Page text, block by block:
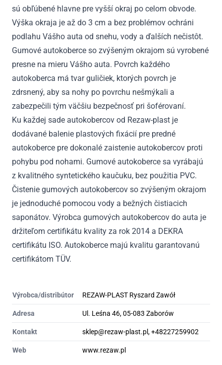
sú obľúbené hlavne pre vyšší okraj po celom obvode.
Výška okraja je až do 3 cm a bez problémov ochráni
podlahu Vášho auta od snehu, vody a ďalších nečistôt.
Gumové autokoberce so zvýšeným okrajom sú vyrobené
presne na mieru Vášho auta. Povrch každého
autokoberca má tvar guličiek, ktorých povrch je
zdrsnený, aby sa nohy po povrchu nešmýkali a
zabezpečili tým väčšiu bezpečnosť pri šoférovaní.
Ku každej sade autokobercov od Rezaw-plast je
dodávané balenie plastových fixácií pre predné
autokoberce pre dokonalé zaistenie autokobercov proti
pohybu pod nohami. Gumové autokoberce sa vyrábajú
z kvalitného syntetického kaučuku, bez použitia PVC.
Čistenie gumových autokobercov so zvýšeným okrajom
je jednoduché pomocou vody a bežných čistiacich
saponátov. Výrobca gumových autokobercov do auta je
držiteľom certifikátu kvality za rok 2014 a DEKRA
certifikátu ISO. Autokoberce majú kvalitu garantovanú
certifikátom TÜV.
Výrobca/distribútor REZAW-PLAST Ryszard Zawół
Adresa Ul. Leśna 46, 05-083 Zaborów
Kontakt sklep@rezaw-plast.pl, +48227259902
Web www.rezaw.pl